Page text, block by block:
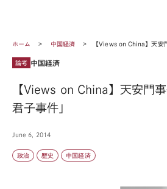
ホーム 中国経済 【Views on China】天安
論考 中国経済
【Views on China】天安門
君子事件」
June 6, 2014
政治 歴史 中国経済